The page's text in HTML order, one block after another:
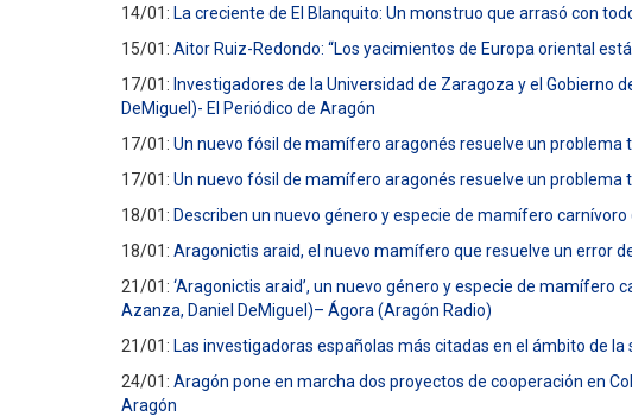
14/01: La creciente de El Blanquito: Un monstruo que arrasó con
15/01: Aitor Ruiz-Redondo: “Los yacimientos de Europa oriental
17/01: Investigadores de la Universidad de Zaragoza y el Gobierno
DeMiguel)- El Periódico de Aragón
17/01: Un nuevo fósil de mamífero aragonés resuelve un problema
17/01: Un nuevo fósil de mamífero aragonés resuelve un problema
18/01: Describen un nuevo género y especie de mamífero carnívoro
18/01: Aragonictis araid, el nuevo mamífero que resuelve un error
21/01: ‘Aragonictis araid’, un nuevo género y especie de
Azanza, Daniel DeMiguel)– Ágora (Aragón Radio)
21/01: Las investigadoras españolas más citadas en el ámbito de
24/01: Aragón pone en marcha dos proyectos de cooperación en
Aragón